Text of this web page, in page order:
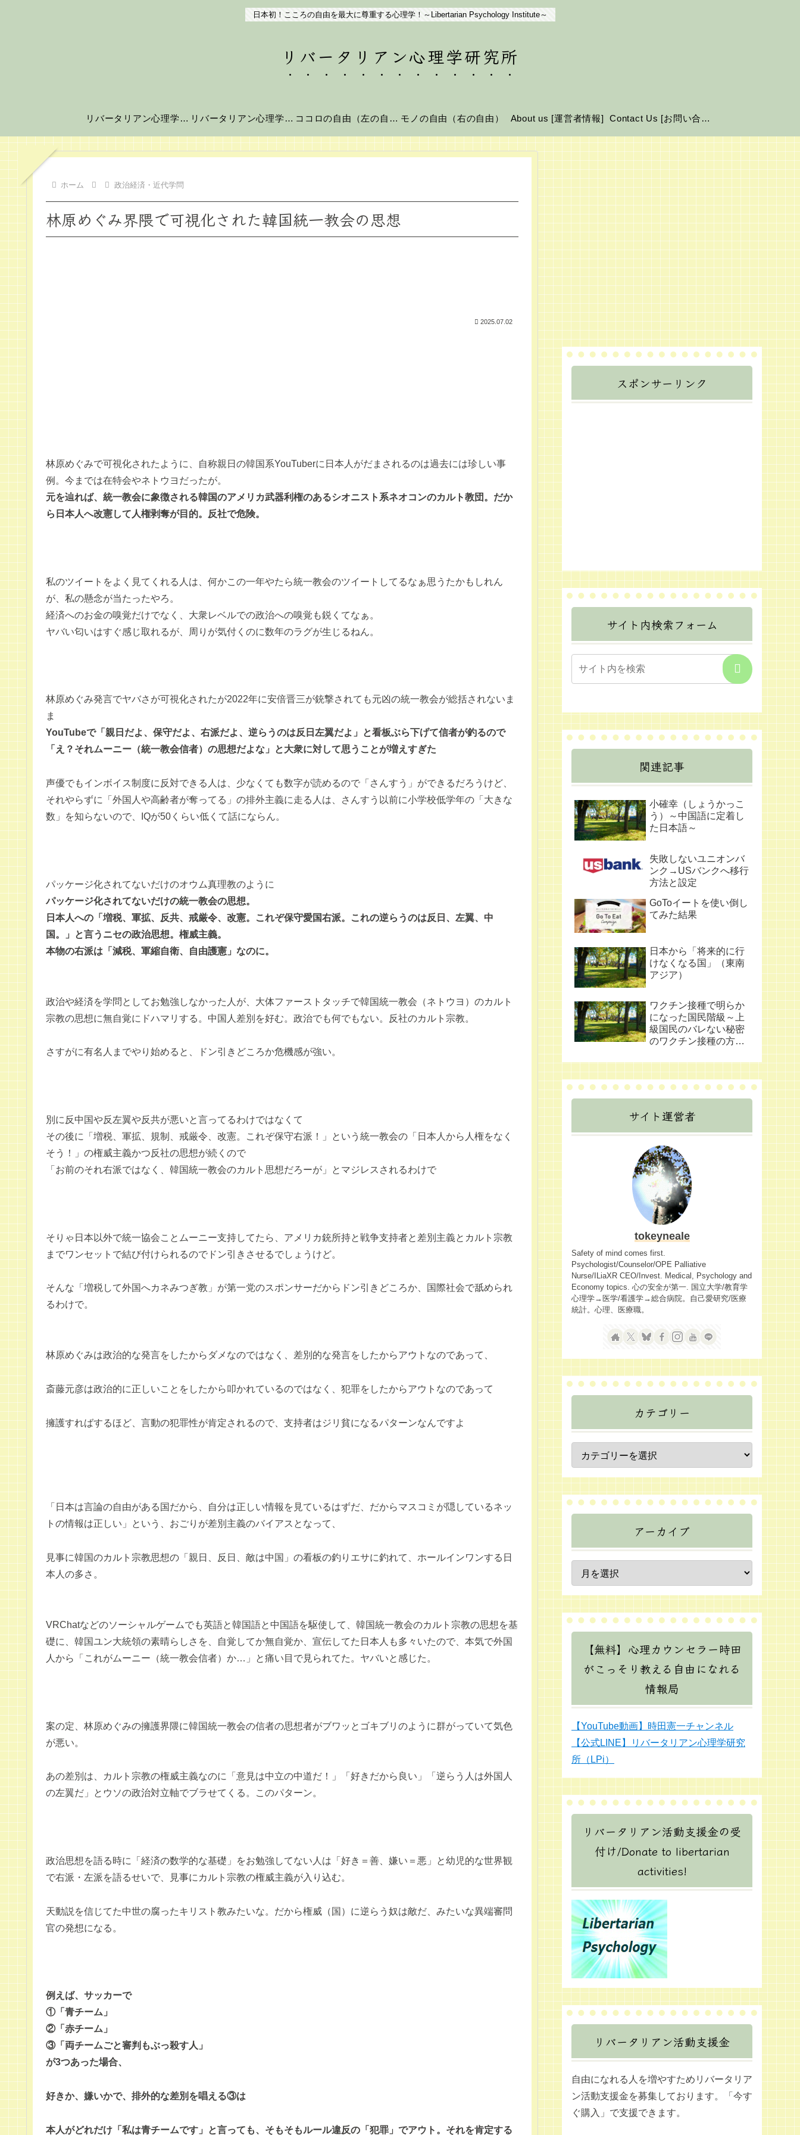
日本初！こころの自由を最大に尊重する心理学！～Libertarian Psychology Institute～
リバータリアン心理学研究所
リバータリアン心理学の世界へようこそ！ リバータリアン心理学とは？ ココロの自由（左の自由） モノの自由（右の自由） About us [運営者情報] Contact Us [お問い合わせ]
ホーム 政治経済・近代学問
林原めぐみ界隈で可視化された韓国統一教会の思想
2025.07.02
林原めぐみで可視化されたように、自称親日の韓国系YouTuberに日本人がだまされるのは過去には珍しい事
例。今までは在特会やネトウヨだったが。
元を辿れば、統一教会に象徴される韓国のアメリカ武器利権のあるシオニスト系ネオコンのカルト教団。だか
ら日本人へ改憲して人権剥奪が目的。反社で危険。
私のツイートをよく見てくれる人は、何かこの一年やたら統一教会のツイートしてるなぁ思うたかもしれん
が、私の懸念が当たったやろ。
経済へのお金の嗅覚だけでなく、大衆レベルでの政治への嗅覚も鋭くてなぁ。
ヤバい匂いはすぐ感じ取れるが、周りが気付くのに数年のラグが生じるねん。
林原めぐみ発言でヤバさが可視化されたが2022年に安倍晋三が銃撃されても元凶の統一教会が総括されないま
ま
YouTubeで「親日だよ、保守だよ、右派だよ、逆らうのは反日左翼だよ」と看板ぶら下げて信者が釣るので
「え？それムーニー（統一教会信者）の思想だよな」と大衆に対して思うことが増えすぎた
声優でもインボイス制度に反対できる人は、少なくても数字が読めるので「さんすう」ができるだろうけど、
それやらずに「外国人や高齢者が奪ってる」の排外主義に走る人は、さんすう以前に小学校低学年の「大きな
数」を知らないので、IQが50くらい低くて話にならん。
パッケージ化されてないだけのオウム真理教のように
パッケージ化されてないだけの統一教会の思想。
日本人への「増税、軍拡、反共、戒厳令、改憲。これぞ保守愛国右派。これの逆らうのは反日、左翼、中
国。」と言うニセの政治思想。権威主義。
本物の右派は「減税、軍縮自衛、自由護憲」なのに。
政治や経済を学問としてお勉強しなかった人が、大体ファーストタッチで韓国統一教会（ネトウヨ）のカルト
宗教の思想に無自覚にドハマリする。中国人差別を好む。政治でも何でもない。反社のカルト宗教。
さすがに有名人までやり始めると、ドン引きどころか危機感が強い。
別に反中国や反左翼や反共が悪いと言ってるわけではなくて
その後に「増税、軍拡、規制、戒厳令、改憲。これぞ保守右派！」という統一教会の「日本人から人権をなく
そう！」の権威主義かつ反社の思想が続くので
「お前のそれ右派ではなく、韓国統一教会のカルト思想だろーが」とマジレスされるわけで
そりゃ日本以外で統一協会ことムーニー支持してたら、アメリカ銃所持と戦争支持者と差別主義とカルト宗教
までワンセットで結び付けられるのでドン引きさせるでしょうけど。
そんな「増税して外国へカネみつぎ教」が第一党のスポンサーだからドン引きどころか、国際社会で舐められ
るわけで。
林原めぐみは政治的な発言をしたからダメなのではなく、差別的な発言をしたからアウトなのであって、
斎藤元彦は政治的に正しいことをしたから叩かれているのではなく、犯罪をしたからアウトなのであって
擁護すればするほど、言動の犯罪性が肯定されるので、支持者はジリ貧になるパターンなんですよ
「日本は言論の自由がある国だから、自分は正しい情報を見ているはずだ、だからマスコミが隠しているネッ
トの情報は正しい」という、おごりが差別主義のバイアスとなって、
見事に韓国のカルト宗教思想の「親日、反日、敵は中国」の看板の釣りエサに釣れて、ホールインワンする日
本人の多さ。
VRChatなどのソーシャルゲームでも英語と韓国語と中国語を駆使して、韓国統一教会のカルト宗教の思想を基
礎に、韓国ユン大統領の素晴らしさを、自覚してか無自覚か、宣伝してた日本人も多々いたので、本気で外国
人から「これがムーニー（統一教会信者）か…」と痛い目で見られてた。ヤバいと感じた。
案の定、林原めぐみの擁護界隈に韓国統一教会の信者の思想者がブワッとゴキブリのように群がっていて気色
が悪い。
あの差別は、カルト宗教の権威主義なのに「意見は中立の中道だ！」「好きだから良い」「逆らう人は外国人
の左翼だ」とウソの政治対立軸でブラせてくる。このパターン。
政治思想を語る時に「経済の数学的な基礎」をお勉強してない人は「好き＝善、嫌い＝悪」と幼児的な世界観
で右派・左派を語るせいで、見事にカルト宗教の権威主義が入り込む。
天動説を信じてた中世の腐ったキリスト教みたいな。だから権威（国）に逆らう奴は敵だ、みたいな異端審問
官の発想になる。
例えば、サッカーで
①「青チーム」
②「赤チーム」
③「両チームごと審判もぶっ殺す人」
が3つあった場合、
好きか、嫌いかで、排外的な差別を唱える③は
本人がどれだけ「私は青チームです」と言っても、そもそもルール違反の「犯罪」でアウト。それを肯定する
スポンサーリンク
サイト内検索フォーム
関連記事
小確幸（しょうかっこ
う）～中国語に定着し
た日本語～
失敗しないユニオンバ
ンク→USバンクへ移行
方法と設定
GoToイートを使い倒し
てみた結果
日本から「将来的に行
けなくなる国」（東南
アジア）
ワクチン接種で明らか
になった国民階級～上
級国民のバレない秘密
のワクチン接種の方法
サイト運営者
tokeyneale
Safety of mind comes first.
Psychologist/Counselor/OPE Palliative
Nurse/ILiaXR CEO/Invest. Medical, Psychology and
Economy topics. 心の安全が第一. 国立大学/教育学
心理学→医学/看護学→総合病院。自己愛研究/医療
統計。心理、医療職。
カテゴリー
アーカイブ
【無料】心理カウンセラー時田
がこっそり教える自由になれる
情報局
【YouTube動画】時田憲一チャンネル
【公式LINE】リバータリアン心理学研究
所（LPi）
リバータリアン活動支援金の受
付け/Donate to libertarian
activities!
リバータリアン活動支援金
自由になれる人を増やすためリバータリア
ン活動支援金を募集しております。「今す
ぐ購入」で支援できます。